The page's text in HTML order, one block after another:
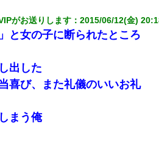
がお送りします ：2015/06/12(金)
と女の子に断られたところ
出した
喜び、また礼儀のいいお礼
まう俺